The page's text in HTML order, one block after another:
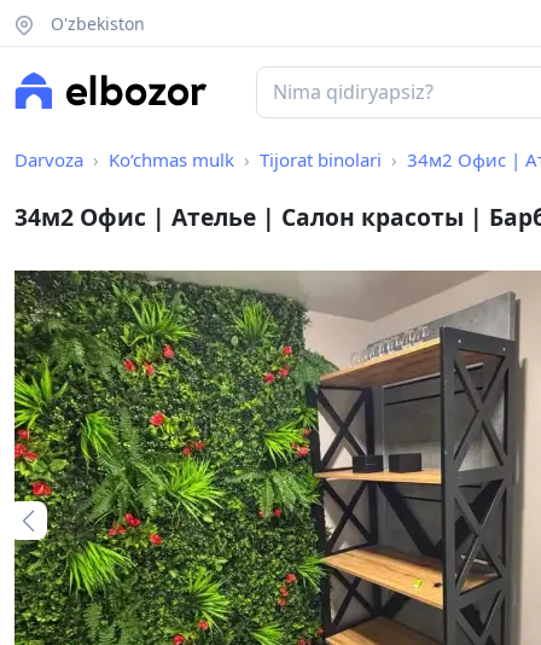
O'zbekiston
Darvoza Ko‘chmas mulk Tijorat binolari 34м2 Офис |
34м2 Офис | Ателье | Салон красоты |